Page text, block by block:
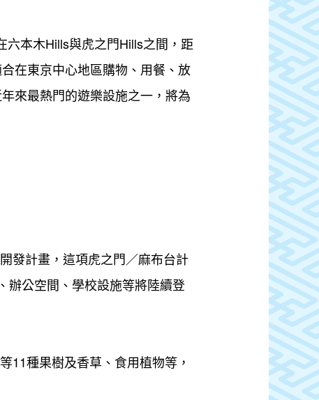
六本木Hills與虎之門Hills之間，距
在東京中心地區購物、用餐、放
來最熱門的遊樂設施之一，將為
發計畫，這項虎之門／麻布台計
辦公空間、學校設施等將陸續登
11種果樹及香草、食用植物等，